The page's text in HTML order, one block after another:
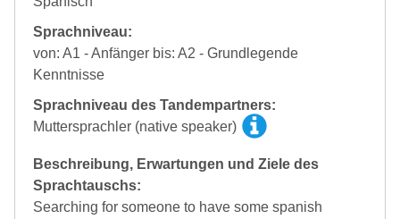
Sprachniveau:
von: A1 - Anfänger bis: A2 - Grundlegende
Kenntnisse
Sprachniveau des Tandempartners:
Muttersprachler (native speaker)
Beschreibung, Erwartungen und Ziele des
Sprachtauschs:
Searching for someone to have some spanish